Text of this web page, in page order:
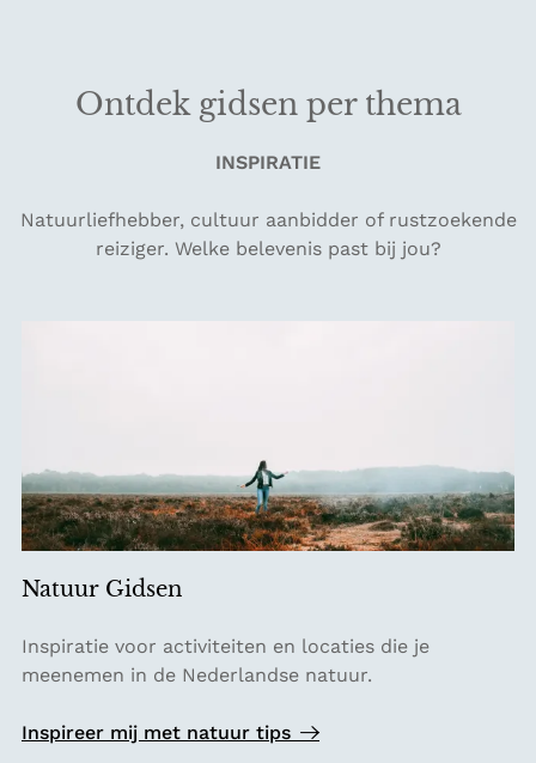
Ontdek gidsen per thema
INSPIRATIE
Natuurliefhebber, cultuur aanbidder of rustzoekende
reiziger. Welke belevenis past bij jou?
Natuur Gidsen
N
a
u
Inspiratie voor activiteiten en locaties die je
meenemen in de Nederlandse natuur.
Inspireer mij met natuur tips